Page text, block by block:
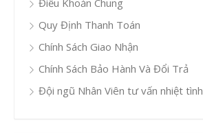
Quy Định Thanh Toán
Chính Sách Giao Nhận
Chính Sách Bảo Hành Và Đổi Trả
Đội ngũ Nhân Viên tư vấn nhiệt tình